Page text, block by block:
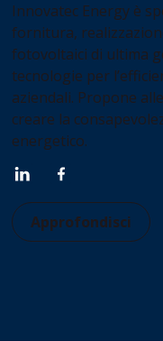
Innovatec Energy è
fornitura,
fotovoltaici di ultima
tecnologie per
aziendali. Propone
creare la
energetico.
Approfondisci